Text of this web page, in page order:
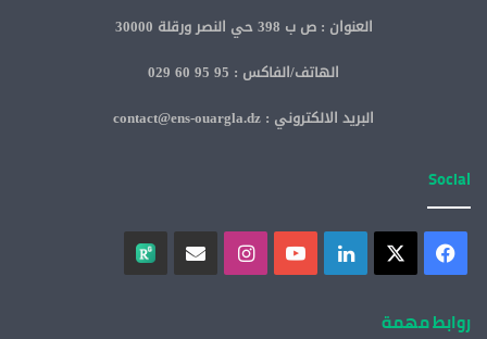
العنوان : ص ب 398 حي النصر ورقلة 30000
الهاتف/الفاكس : 95 95 60 029
البريد الالكتروني : contact@ens-ouargla.dz
Social
روابط مهمة